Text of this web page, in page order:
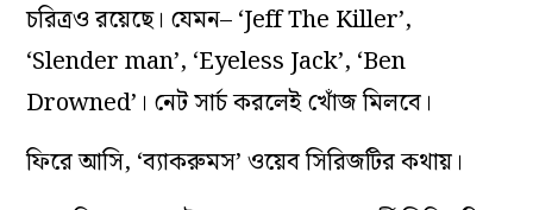
চরিত্রও রয়েছে। যেমন– ‘Jeff The Killer’,
‘Slender man’, ‘Eyeless Jack’, ‘Ben
Drowned’। নেট সার্চ করলেই খোঁজ মিলবে।
ফিরে আসি, ‘ব্যাকরুমস’ ওয়েব সিরিজটির কথায়।